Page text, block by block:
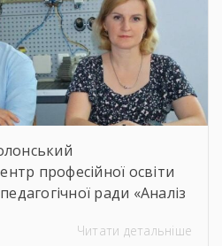
професійної освіти
ради «Аналіз
засідання було
Читати детальніше